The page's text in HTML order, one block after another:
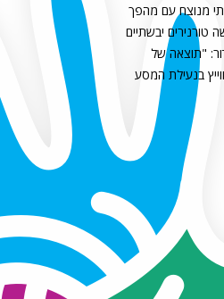
מנוצח עם מהפך
טורנירים יבשתיים
רינה דור: "תוצאה של
בנעילת המסע